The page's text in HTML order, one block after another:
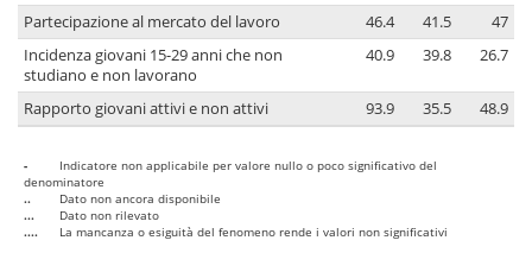
Partecipazione al mercato del lavoro 46.4 41.5
47
Incidenza giovani 15-29 anni che non
studiano e non lavorano
40.9 39.8 26.7
Rapporto giovani attivi e non attivi 93.9 35.5 48.9
-
Indicatore non applicabile per valore nullo o poco significativo del
denominatore
..
Dato non ancora disponibile
...
Dato non rilevato
....
La mancanza o esiguità del fenomeno rende i valori non significativi